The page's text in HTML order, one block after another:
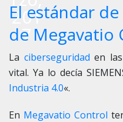
201
7
El estándar
de Megavatio
La ciberseguridad en
vital. Ya lo decía
Industria 4.0«.
En Megavatio Control